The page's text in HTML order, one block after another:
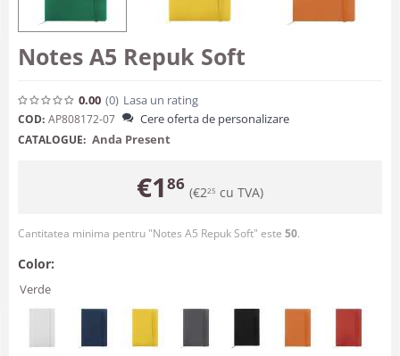
Notes A5 Repuk Soft
0.00 (0) Lasa un rating
COD: AP808172-07 Cere oferta de personalizare
CATALOGUE: Anda Present
€186 (€225 cu TVA)
Cantitatea minima pentru "Notes A5 Repuk Soft" este 50.
Color:
Verde